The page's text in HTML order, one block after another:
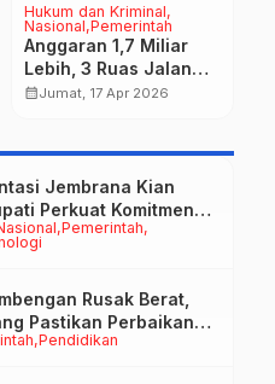
Hukum dan Kriminal
Nasional Pemerintah
Anggaran 1,7 Miliar
Lebih, 3 Ruas Jalan
Desa Candikusuma
calendar_monthJumat, 17 Apr 2026
Pemerintah
Jembrana Kian
Perkuat Komitmen
dan Keberlanjutan
Pendidikan
Rusak Berat,
Pastikan Perbaikan